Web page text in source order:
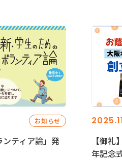
お知らせ
ンティア論」発
【御
年記念